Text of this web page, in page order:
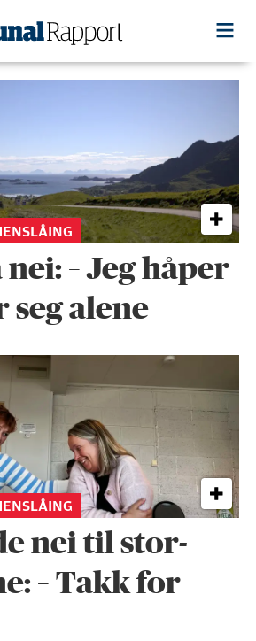
nei: – Jeg håper
seg alene
nei til stor­
– Takk for